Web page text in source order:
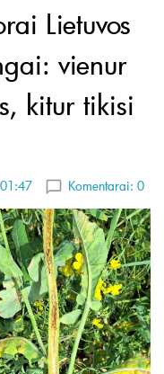
Lietuvos
vienur
kitur tikisi
Komentarai: 0